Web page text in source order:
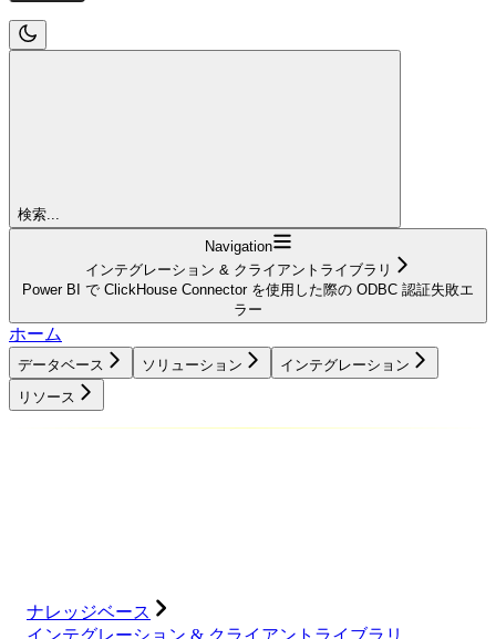
検索...
Navigation
インテグレーション & クライアントライブラリ
Power BI で ClickHouse Connector を使用した際の ODBC 認証失敗エ
ラー
ホーム
データベース ソリューション
インテグレーション
リソース
ナレッジベース
インテグレーション & クライアントライブラリ